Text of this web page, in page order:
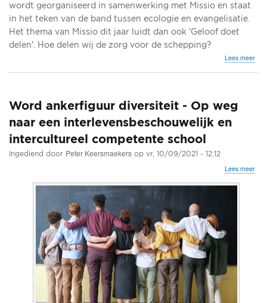
wordt georganiseerd in samenwerking met Missio en staat
in het teken van de band tussen ecologie en evangelisatie.
Het thema van Missio dit jaar luidt dan ook 'Geloof doet
delen'. Hoe delen wij de zorg voor de schepping?
Lees meerover
Word ankerfiguur diversiteit - Op weg
naar een interlevensbeschouwelijk en
intercultureel competente school
Ingediend door Peter Keersmaekers op vr, 10/09/2021 - 12:12
Lees meerover